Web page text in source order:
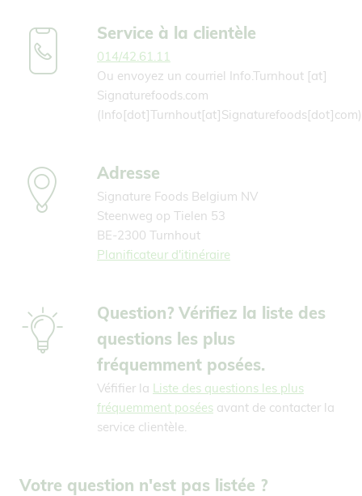
Service à la clientèle
014/42.61.11
Ou envoyez un courriel Info.Turnhout [at]
Signaturefoods.com
(Info[dot]Turnhout[at]Signaturefoods[dot]com)
Question? Vérifiez la liste des
questions les plus
fréquemment posées.
Véfifier la Liste des questions les plus
fréquemment posées avant de contacter la
service clientèle.
Adresse
Signature Foods Belgium NV
Steenweg op Tielen 53
BE-2300 Turnhout
Planificateur d'itinéraire
Votre question n'est pas listée ?